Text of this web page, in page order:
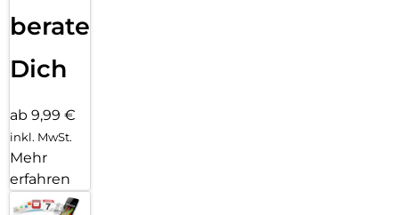
beraten
Dich
ab 9,99 €
inkl. MwSt.
Mehr
erfahren